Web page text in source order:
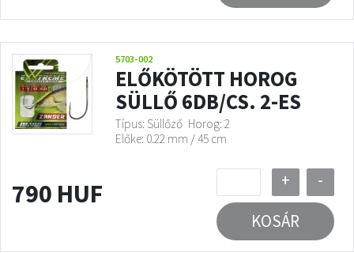
5703-002
ELŐKÖTÖTT HOROG
SÜLLŐ 6DB/CS. 2-ES
Típus: Süllőző Horog: 2
Előke: 0.22 mm / 45 cm
790 HUF +
-
KOSÁR